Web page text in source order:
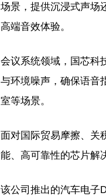
场景，提供沉浸式声场
高端音效体验。
会议系统领域，国芯科
与环境噪声，确保语音
室等场景。
面对国际贸易摩擦、关
能、高可靠性的芯片解
该公司推出的汽车电子